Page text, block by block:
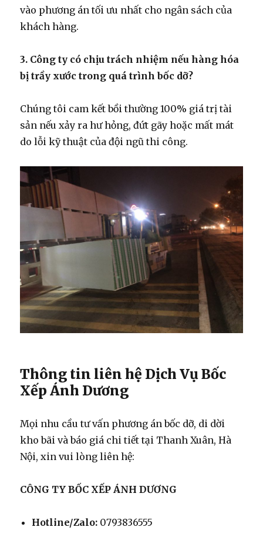
vào phương án tối ưu nhất cho ngân sách của
khách hàng.
3. Công ty có chịu trách nhiệm nếu hàng hóa
bị trầy xước trong quá trình bốc dỡ?
Chúng tôi cam kết bồi thường 100% giá trị tài
sản nếu xảy ra hư hỏng, đứt gãy hoặc mất mát
do lỗi kỹ thuật của đội ngũ thi công.
Thông tin liên hệ Dịch Vụ Bốc
Xếp Ánh Dương
Mọi nhu cầu tư vấn phương án bốc dỡ, di dời
kho bãi và báo giá chi tiết tại Thanh Xuân, Hà
Nội, xin vui lòng liên hệ:
CÔNG TY BỐC XẾP ÁNH DƯƠNG
Hotline/Zalo: 0793836555